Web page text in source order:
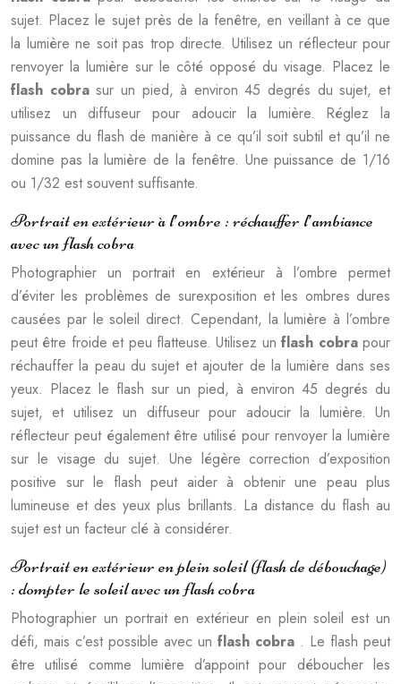
sujet. Placez le sujet près de la fenêtre, en veillant à ce que
la lumière ne soit pas trop directe. Utilisez un réflecteur pour
renvoyer la lumière sur le côté opposé du visage. Placez le
flash cobrasur un pied, à environ 45 degrés du sujet, et
utilisez un diffuseur pour adoucir la lumière. Réglez la
puissance du flash de manière à ce qu’il soit subtil et qu’il ne
domine pas la lumière de la fenêtre. Une puissance de 1/16
ou 1/32 est souvent suffisante.
Portrait en extérieur à l’ombre : réchauffer l’ambiance
avec un flash cobra
Photographier un portrait en extérieur à l’ombre permet
d’éviter les problèmes de surexposition et les ombres dures
causées par le soleil direct. Cependant, la lumière à l’ombre
peut être froide et peu flatteuse. Utilisez unflash cobrapour
réchauffer la peau du sujet et ajouter de la lumière dans ses
yeux. Placez le flash sur un pied, à environ 45 degrés du
sujet, et utilisez un diffuseur pour adoucir la lumière. Un
réflecteur peut également être utilisé pour renvoyer la lumière
sur le visage du sujet. Une légère correction d’exposition
positive sur le flash peut aider à obtenir une peau plus
lumineuse et des yeux plus brillants. La distance du flash au
sujet est un facteur clé à considérer.
Portrait en extérieur en plein soleil (flash de débouchage)
: dompter le soleil avec un flash cobra
Photographier un portrait en extérieur en plein soleil est un
défi, mais c’est possible avec un flash cobra . Le flash peut
être utilisé comme lumière d’appoint pour déboucher les